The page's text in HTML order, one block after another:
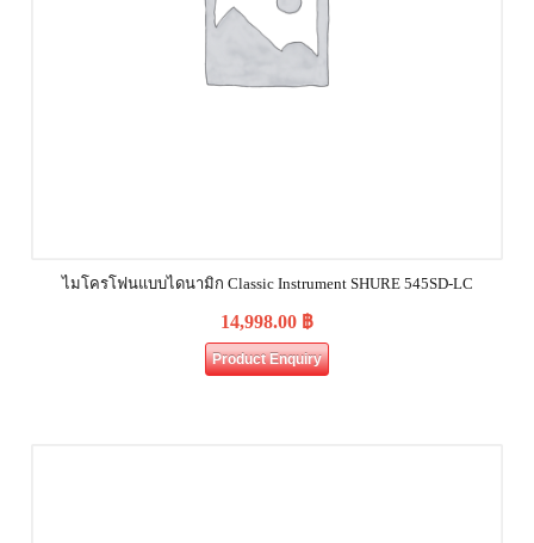
ไมโครโฟนแบบไดนามิก Classic Instrument SHURE 545SD-LC
14,998.00 ฿
Product Enquiry